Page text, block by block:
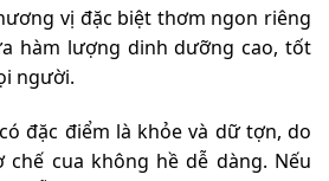
vị đặc biệt thơm ngon riêng
hàm lượng dinh dưỡng cao, tốt
người.
đặc điểm là khỏe và dữ tợn, do
chế cua không hề dễ dàng. Nếu